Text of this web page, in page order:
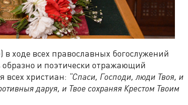
ходе всех православных богослужений
образно и поэтически отражающий
всех христиан: “Спаси, Господи, люди Твоя, и
даруя, и Твое сохраняя Крестом Твоим